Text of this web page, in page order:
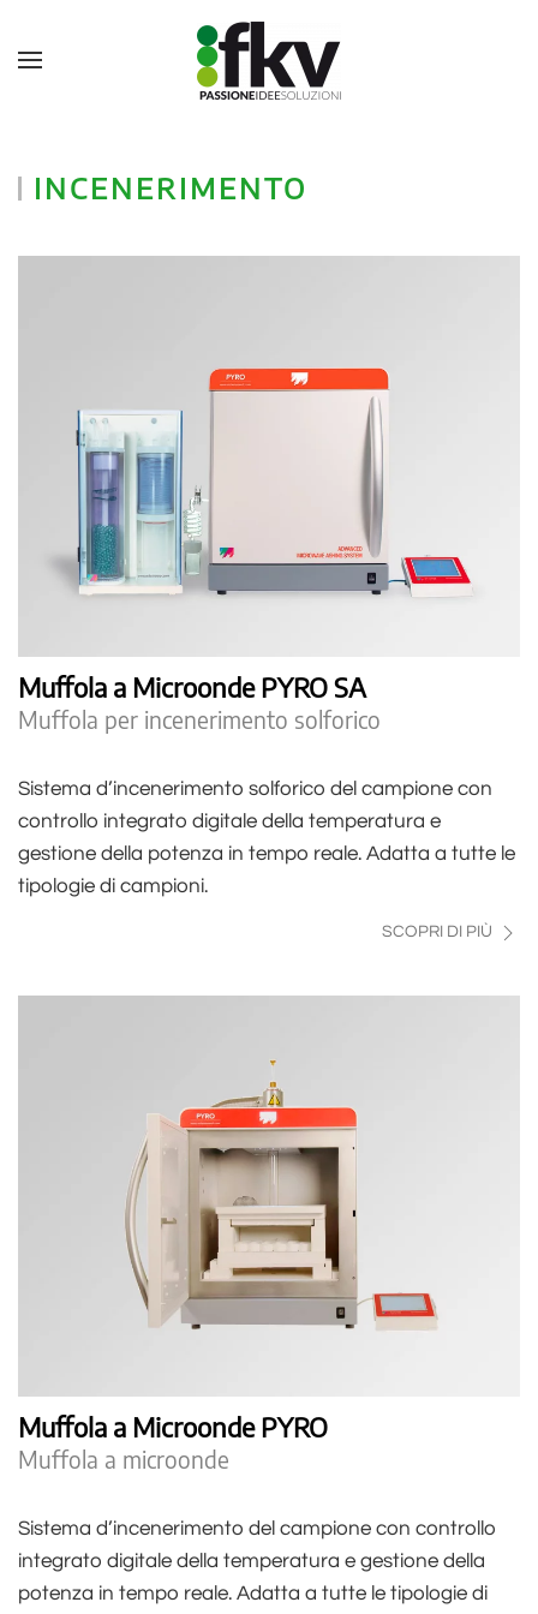
INCENERIMENTO
Muffola a Microonde PYRO SA
Muffola per incenerimento solforico
Sistema d’incenerimento solforico del campione con
controllo integrato digitale della temperatura e
gestione della potenza in tempo reale. Adatta a tutte le
tipologie di campioni.
SCOPRI DI PIÙ
Muffola a Microonde PYRO
Muffola a microonde
Sistema d’incenerimento del campione con controllo
integrato digitale della temperatura e gestione della
potenza in tempo reale. Adatta a tutte le tipologie di